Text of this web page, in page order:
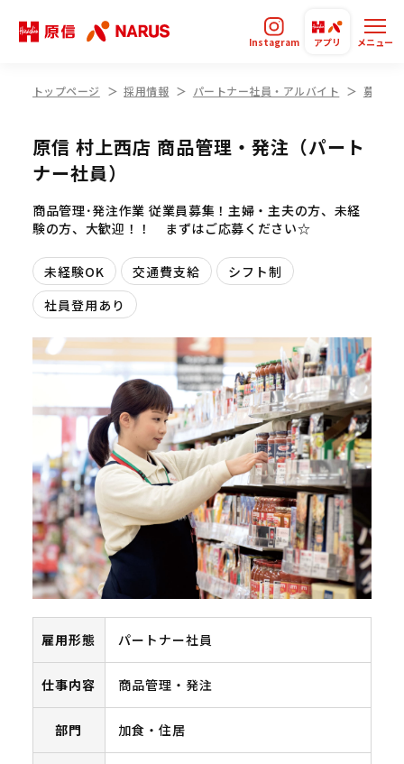
Instagram アプリ メニュー
トップページ 採用情報 パートナー社員・アルバイト 募集要
原信 村上西店 商品管理・発注（パート
ナー社員）
商品管理･発注作業 従業員募集！主婦・主夫の方、未経
験の方、大歓迎！！ まずはご応募ください☆
未経験OK 交通費支給
シフト制
社員登用あり
雇用形態 パートナー社員
仕事内容 商品管理・発注
部門 加食・住居